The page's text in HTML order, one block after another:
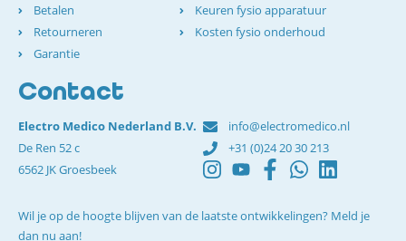
Betalen
Retourneren
Garantie
Keuren fysio apparatuur
Kosten fysio onderhoud
Contact
Electro Medico Nederland B.V.
De Ren 52 c
6562 JK Groesbeek
info@electromedico.nl
+31 (0)24 20 30 213
Wil je op de hoogte blijven van de laatste ontwikkelingen? Meld je
dan nu aan!